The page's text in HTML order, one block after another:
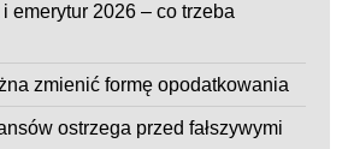
emerytur 2026 – co trzeba
zmienić formę opodatkowania
ostrzega przed fałszywymi